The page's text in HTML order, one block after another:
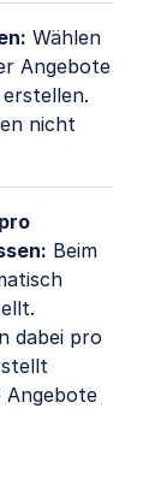
Wählen
Angebote
nicht
Beim
dabei pro
Angebote